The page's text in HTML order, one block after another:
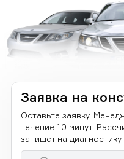
Заявка на
Оставьте заявку.
течение 10 минут.
запишет на диагностику